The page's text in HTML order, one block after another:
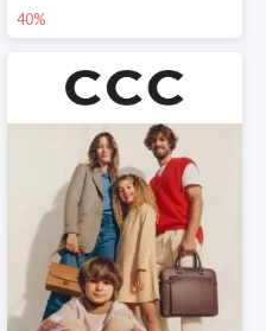
40%